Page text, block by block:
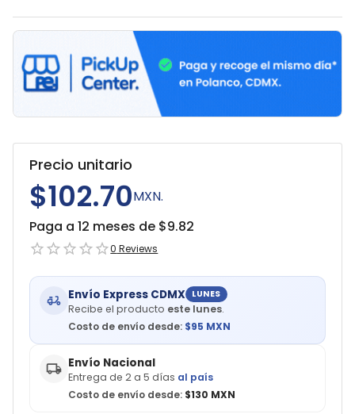
Precio unitario
$102.70MXN.
Paga a 12 meses de $9.82
0 Reviews
Envío Express CDMX LUNES
Recibe el producto este lunes.
Costo de envío desde: $95 MXN
Envío Nacional
Entrega de 2 a 5 días al país
Costo de envío desde: $130 MXN